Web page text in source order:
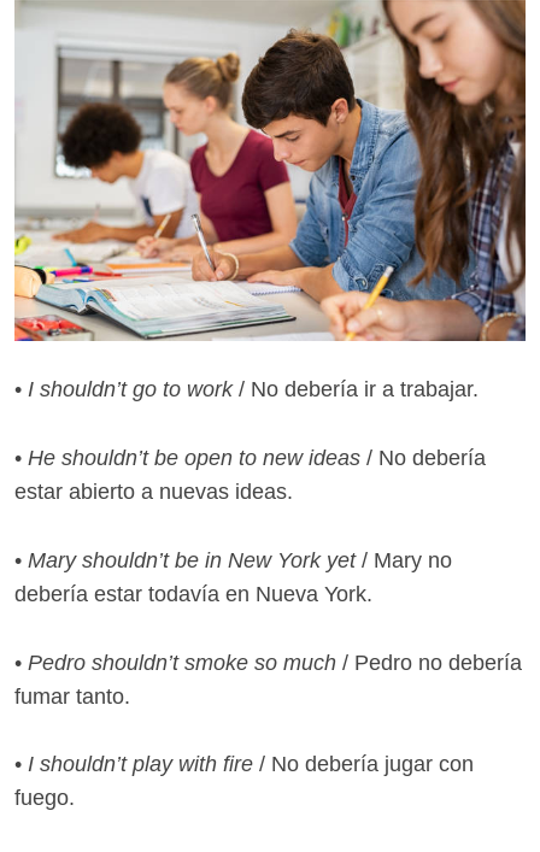
• I shouldn’t go to work/ No debería ir a trabajar.
• He shouldn’t be open to new ideas / No debería
estar abierto a nuevas ideas.
• Mary shouldn’t be in New York yet/ Mary no
debería estar todavía en Nueva York.
• Pedro shouldn’t smoke so much / Pedro no debería
fumar tanto.
• I shouldn’t play with fire / No debería jugar con
fuego.